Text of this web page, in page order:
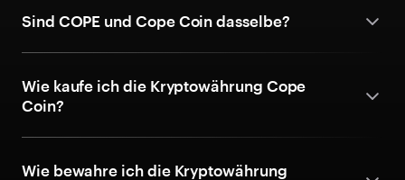
Sind COPE und Cope Coin dasselbe?
Wie kaufe ich die Kryptowährung Cope
Coin?
Wie bewahre ich die Kryptowährung